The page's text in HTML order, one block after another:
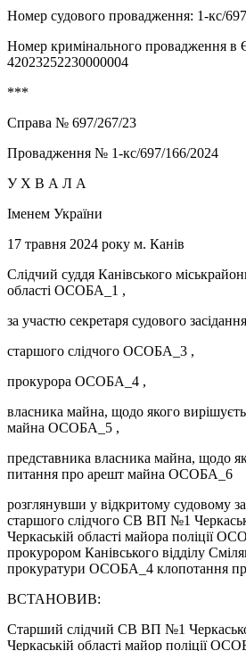
Номер судового провадження: 1-кс/
Номер кримінального провадження в
42023252230000004
***
Справа № 697/267/23
Провадження № 1-кс/697/166/2024
У Х В А Л А
Іменем України
17 травня 2024 року м. Канів
Слідчий суддя Канівського
області ОСОБА_1 ,
за участю секретаря судового
старшого слідчого ОСОБА_3 ,
прокурора ОСОБА_4 ,
власника майна, щодо якого
майна ОСОБА_5 ,
представника власника майна, щодо
питання про арешт майна ОСОБА_6
розглянувши у відкритому судовому
старшого слідчого СВ ВП №1
Черкаській області майора поліції
прокурором Канівського відділу
прокуратури ОСОБА_4 клопотання
ВСТАНОВИВ:
Старший слідчий СВ ВП №1
Черкаській області майор поліції